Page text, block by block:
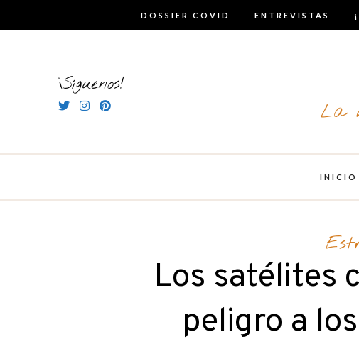
DOSSIER COVID ENTREVISTAS
¡Síguenos!
La
INICIO
Los satélites
peligro a